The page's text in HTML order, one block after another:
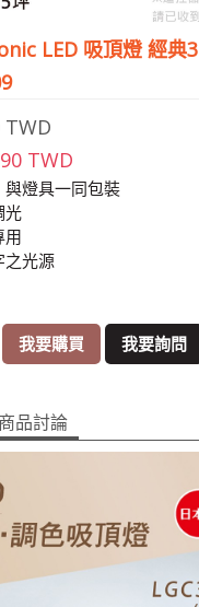
LED 吸頂燈 經典3
TWD
TWD
燈具一同包裝
光
光源
我要購買 我要詢問
商品討論